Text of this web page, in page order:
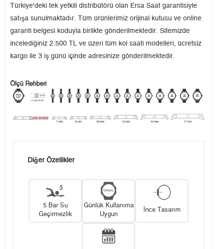
Türkiye'deki tek yetkili distribütörü olan Ersa Saat garantisiyle
satışa sunulmaktadır. Tüm ürünlerimiz orijinal kutusu ve online
garanti belgesi koduyla birlikte gönderilmektedir. Sitemizde
incelediğiniz 2.500 TL ve üzeri tüm kol saati modelleri, ücretsiz
kargo ile 3 iş günü içinde adresinize gönderilmektedir.
Ölçü Rehberi
Diğer Özellikler
5 Bar Su
Geçirmezlik
Günlük Kullanıma
Uygun
İnce Tasarım